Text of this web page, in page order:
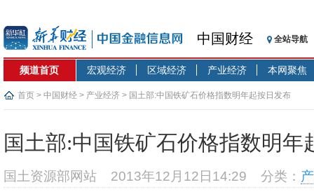
中国财经 全站导航
频道首页 宏观经济 区域经济 产业经济 本网聚焦
首页 > 中国财经 > 产业经济 > 国土部:中国铁矿石价格指数明年起按日发布
国土部:中国铁矿石价格指数明年
国土资源部网站 2013年12月12日14:29 分类：